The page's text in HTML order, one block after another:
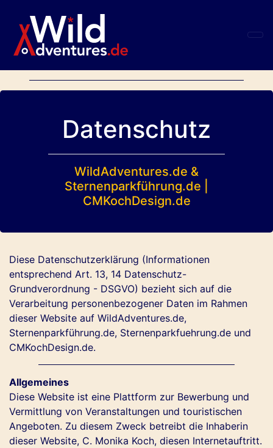
Datenschutz
WildAdventures.de &
Sternenparkführung.de |
CMKochDesign.de
Diese Datenschutzerklärung (Informationen
entsprechend Art. 13, 14 Datenschutz-
Grundverordnung - DSGVO) bezieht sich auf die
Verarbeitung personenbezogener Daten im Rahmen
dieser Website auf WildAdventures.de,
Sternenparkführung.de, Sternenparkfuehrung.de und
CMKochDesign.de.
Allgemeines
Diese Website ist eine Plattform zur Bewerbung und
Vermittlung von Veranstaltungen und touristischen
Angeboten. Zu diesem Zweck betreibt die Inhaberin
dieser Website, C. Monika Koch, diesen Internetauftritt.